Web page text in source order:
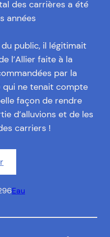
des carrières a été
années
public, il légitimait
l’Allier faite à la
par la
qui ne tenait compte
façon de rendre
d’alluvions et de les
carriers !
Eau